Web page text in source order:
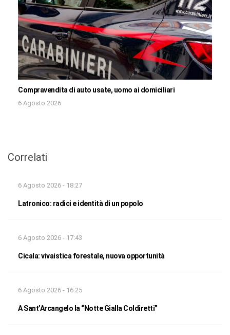
Compravendita di auto usate, uomo ai domiciliari
6 Agosto 2026
Correlati
6 Agosto 2026 - 18:27
Latronico: radici e identità di un popolo
6 Agosto 2026 - 17:43
Cicala: vivaistica forestale, nuova opportunità
6 Agosto 2026 - 16:25
A Sant’Arcangelo la “Notte Gialla Coldiretti”